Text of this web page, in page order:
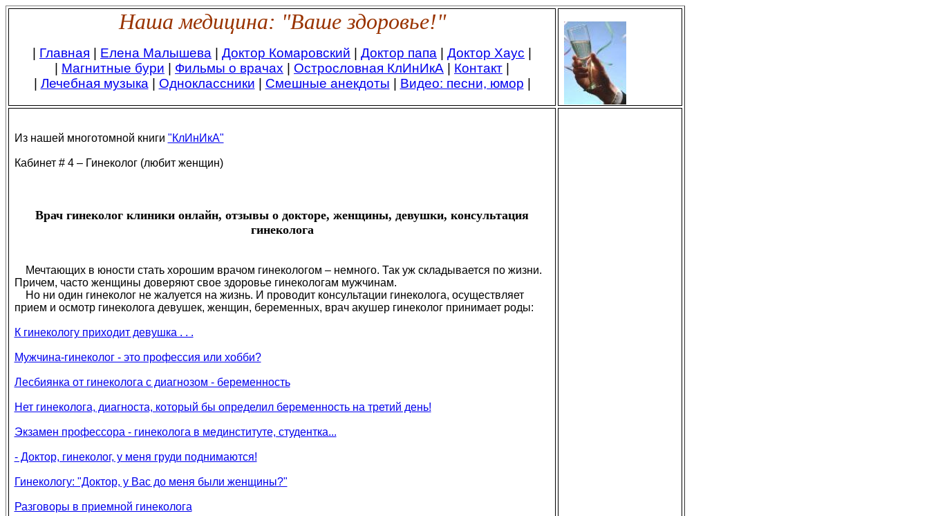
Наша медицина: "Ваше здоровье!"
Главная Елена Малышева Доктор Комаровский Доктор папа Доктор Хаус
Магнитные бури Фильмы о врачах Острословная КлИнИкА Контакт
Лечебная музыка| Одноклассники Смешные анекдоты Видео: песни, юмор
Из нашей многотомной книги "КлИнИкА"
Кабинет # 4 – Гинеколог (любит женщин)
Врач гинеколог клиники онлайн, отзывы о докторе, женщины, девушки, консультация
гинеколога
Мечтающих в юности стать хорошим врачом гинекологом – немного. Так уж складывается по жизни.
Причем, часто женщины доверяют свое здоровье гинекологам мужчинам.
Но ни один гинеколог не жалуется на жизнь. И проводит консультации гинеколога, осуществляет
прием и осмотр гинеколога девушек, женщин, беременных, врач акушер гинеколог принимает роды:
К гинекологу приходит девушка . . .
Мужчина-гинеколог - это профессия или хобби?
Лесбиянка от гинеколога с диагнозом - беременность
Нет гинеколога, диагноста, который бы определил беременность на третий день!
Экзамен профессора - гинеколога в мединституте, студентка...
- Доктор, гинеколог, у меня груди поднимаются!
Гинекологу: "Доктор, у Вас до меня были женщины?"
Разговоры в приемной гинеколога